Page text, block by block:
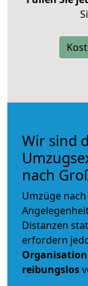
Wir sind
nach
Umzüge
Distanzen
erfordern
Organisation
reibungslos